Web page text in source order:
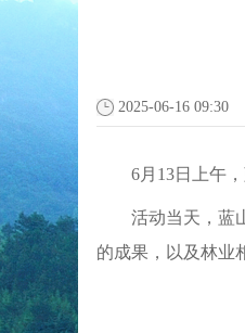
2025-06-16 09:30
6月13日上午
活动当天，蓝
的成果，以及林业